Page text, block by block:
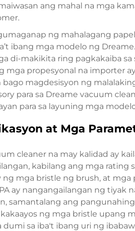
ang mahal na mga
ng mahalagang
ibang mga modelo ng
di-makikita ring pagkakaiba
mga propesyonal na importer
magdesisyon ng
para sa Dreame vacuum
para sa layuning mga
at Mga
cleaner na may kalidad ay
kabilang ang mga rating
mga bristle ng brush, at mga
ay nangangailangan ng tiyak
samantalang ang
ng mga bristle upang
sa iba't ibang uri ng